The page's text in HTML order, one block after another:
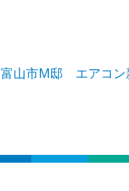
富山市M邸 エアコン